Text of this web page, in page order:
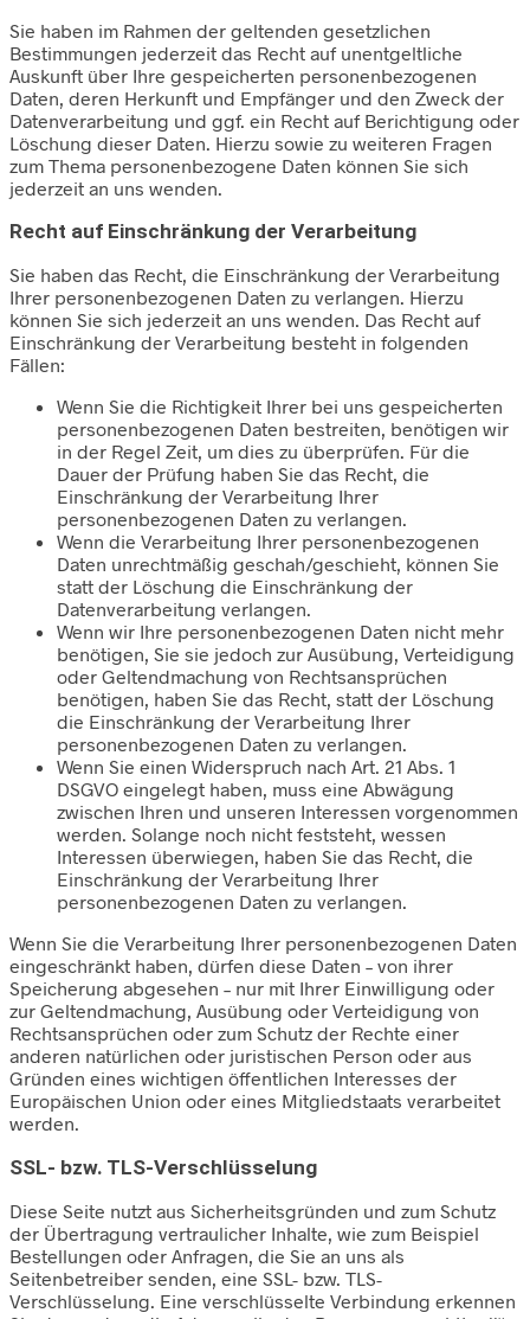
Sie haben im Rahmen der geltenden gesetzlichen
Bestimmungen jederzeit das Recht auf unentgeltliche
Auskunft über Ihre gespeicherten personenbezogenen
Daten, deren Herkunft und Empfänger und den Zweck der
Datenverarbeitung und ggf. ein Recht auf Berichtigung oder
Löschung dieser Daten. Hierzu sowie zu weiteren Fragen
zum Thema personenbezogene Daten können Sie sich
jederzeit an uns wenden.
Recht auf Einschränkung der Verarbeitung
Sie haben das Recht, die Einschränkung der Verarbeitung
Ihrer personenbezogenen Daten zu verlangen. Hierzu
können Sie sich jederzeit an uns wenden. Das Recht auf
Einschränkung der Verarbeitung besteht in folgenden
Fällen:
Wenn Sie die Richtigkeit Ihrer bei uns gespeicherten
personenbezogenen Daten bestreiten, benötigen wir
in der Regel Zeit, um dies zu überprüfen. Für die
Dauer der Prüfung haben Sie das Recht, die
Einschränkung der Verarbeitung Ihrer
personenbezogenen Daten zu verlangen.
Wenn die Verarbeitung Ihrer personenbezogenen
Daten unrechtmäßig geschah/geschieht, können Sie
statt der Löschung die Einschränkung der
Datenverarbeitung verlangen.
Wenn wir Ihre personenbezogenen Daten nicht mehr
benötigen, Sie sie jedoch zur Ausübung, Verteidigung
oder Geltendmachung von Rechtsansprüchen
benötigen, haben Sie das Recht, statt der Löschung
die Einschränkung der Verarbeitung Ihrer
personenbezogenen Daten zu verlangen.
Wenn Sie einen Widerspruch nach Art. 21 Abs. 1
DSGVO eingelegt haben, muss eine Abwägung
zwischen Ihren und unseren Interessen vorgenommen
werden. Solange noch nicht feststeht, wessen
Interessen überwiegen, haben Sie das Recht, die
Einschränkung der Verarbeitung Ihrer
personenbezogenen Daten zu verlangen.
Wenn Sie die Verarbeitung Ihrer personenbezogenen Daten
eingeschränkt haben, dürfen diese Daten – von ihrer
Speicherung abgesehen – nur mit Ihrer Einwilligung oder
zur Geltendmachung, Ausübung oder Verteidigung von
Rechtsansprüchen oder zum Schutz der Rechte einer
anderen natürlichen oder juristischen Person oder aus
Gründen eines wichtigen öffentlichen Interesses der
Europäischen Union oder eines Mitgliedstaats verarbeitet
werden.
SSL- bzw. TLS-Verschlüsselung
Diese Seite nutzt aus Sicherheitsgründen und zum Schutz
der Übertragung vertraulicher Inhalte, wie zum Beispiel
Bestellungen oder Anfragen, die Sie an uns als
Seitenbetreiber senden, eine SSL- bzw. TLS-
Verschlüsselung. Eine verschlüsselte Verbindung erkennen